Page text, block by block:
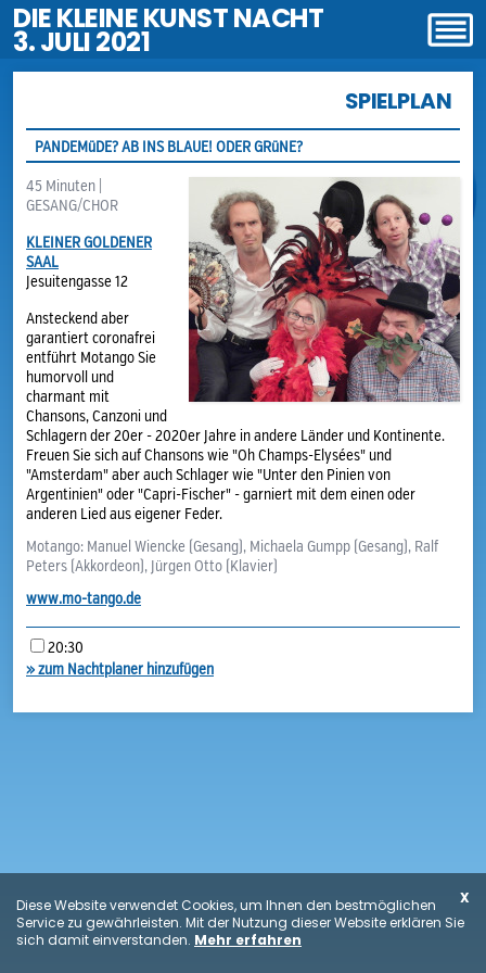
DIE KLEINE KUNST NACHT
3. JULI 2021
SPIELPLAN
PANDEMüDE? AB INS BLAUE! ODER GRüNE?
45 Minuten |
GESANG/CHOR
KLEINER GOLDENER
SAAL
Jesuitengasse 12
Ansteckend aber
garantiert coronafrei
entführt Motango Sie
humorvoll und
charmant mit
Chansons, Canzoni und
Schlagern der 20er - 2020er Jahre in andere Länder und Kontinente.
Freuen Sie sich auf Chansons wie "Oh Champs-Elysées" und
"Amsterdam" aber auch Schlager wie "Unter den Pinien von
Argentinien" oder "Capri-Fischer" - garniert mit dem einen oder
anderen Lied aus eigener Feder.
Motango: Manuel Wiencke (Gesang), Michaela Gumpp (Gesang), Ralf
Peters (Akkordeon), Jürgen Otto (Klavier)
www.mo-tango.de
20:30
» zum Nachtplaner hinzufügen
Diese Website verwendet Cookies, um Ihnen den bestmöglichen
Service zu gewährleisten. Mit der Nutzung dieser Website erklären Sie
sich damit einverstanden. Mehr erfahren
X